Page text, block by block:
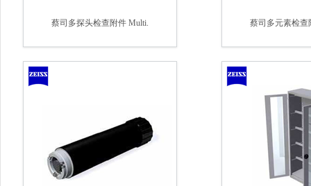
蔡司多探头检查附件 Multi. 蔡司多元素检查